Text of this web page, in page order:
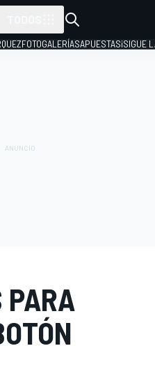
FOTOGALERÍASAPUESTAS¡SIGUE
PARA